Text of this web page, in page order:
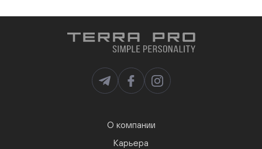
О компании
Карьера